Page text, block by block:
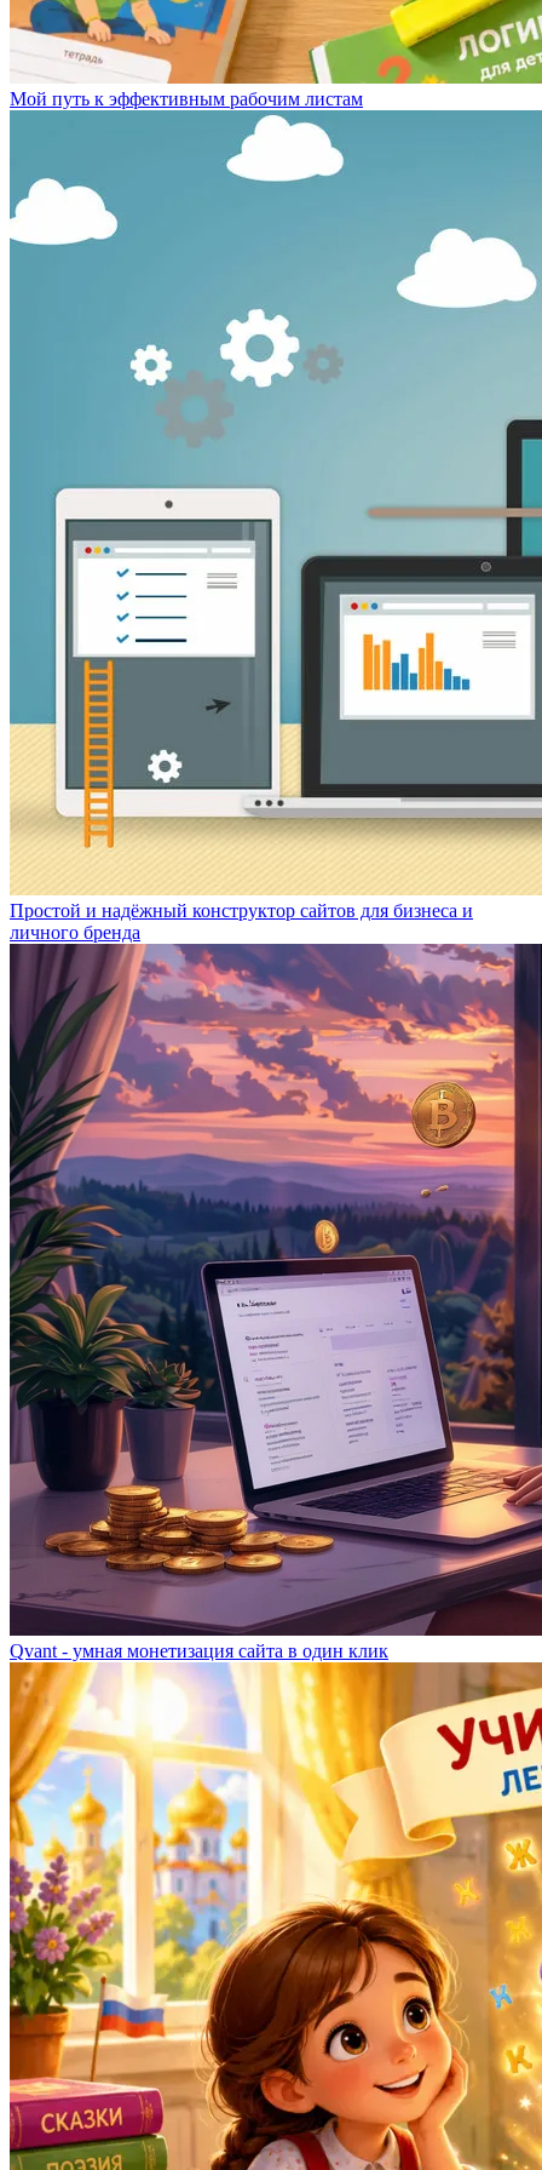
Мой путь к эффективным рабочим листам
Простой и надёжный конструктор сайтов для бизнеса и
личного бренда
Qvant - умная монетизация сайта в один клик